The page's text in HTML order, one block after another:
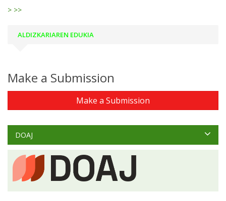
> >>
ALDIZKARIAREN EDUKIA
Make a Submission
Make a Submission
DOAJ